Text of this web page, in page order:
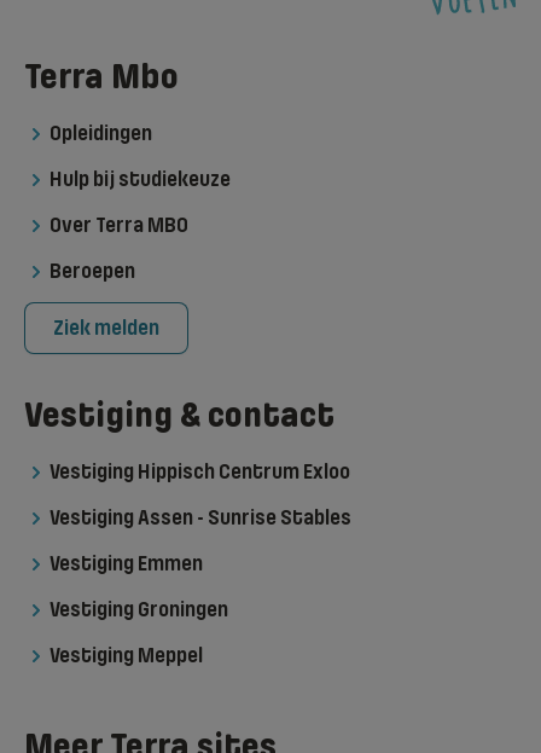
Terra Mbo
Opleidingen
Hulp bij studiekeuze
Over Terra MBO
Beroepen
Ziek melden
Vestiging & contact
Vestiging Hippisch Centrum Exloo
Vestiging Assen - Sunrise Stables
Vestiging Emmen
Vestiging Groningen
Vestiging Meppel